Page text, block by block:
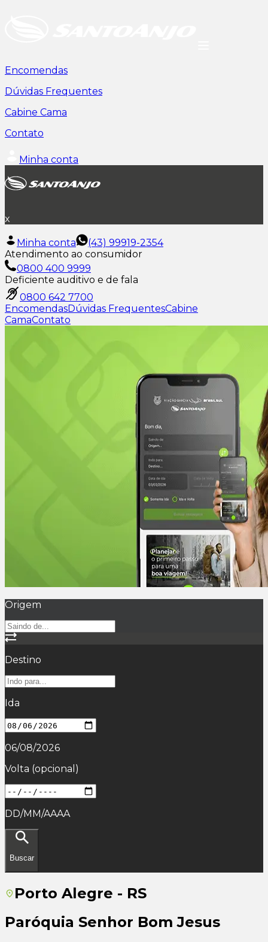
Encomendas
Dúvidas Frequentes
Cabine Cama
Contato
Minha conta
x
Minha conta
(43) 99919-2354
Atendimento ao consumidor
0800 400 9999
Deficiente auditivo e de fala
0800 642 7700
EncomendasDúvidas FrequentesCabine
CamaContato
Origem
Destino
Ida
06/08/2026
Volta (opcional)
DD/MM/AAAA
Buscar
Porto Alegre - RS
Paróquia Senhor Bom Jesus